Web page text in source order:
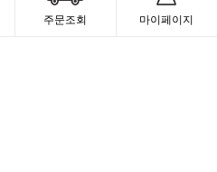
주문조회 마이페이지